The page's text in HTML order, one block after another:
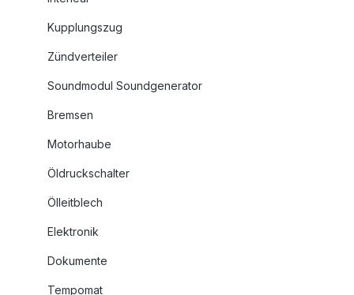
Kupplungszug
Zündverteiler
Soundmodul Soundgenerator
Bremsen
Motorhaube
Öldruckschalter
Ölleitblech
Elektronik
Dokumente
Tempomat